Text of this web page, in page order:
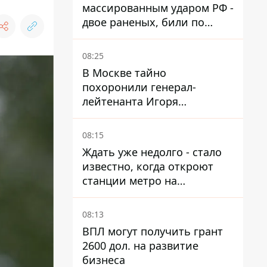
массированным ударом РФ -
двое раненых, били по
Никопольщине и
Синельниковщине
08:25
В Москве тайно
похоронили генерал-
лейтенанта Игоря
Иерусалимова – мог
погибнуть от взрыва в
08:15
Ждать уже недолго - стало
известно, когда откроют
станции метро на
Виноградаре
08:13
ВПЛ могут получить грант
2600 дол. на развитие
бизнеса